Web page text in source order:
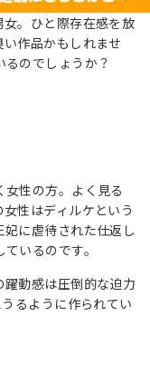
。ひと際存在感を放
作品かもしれませ
のでしょうか？
性の方。よく見る
性はディルケという
に虐待された仕返し
いるのです。
動感は圧倒的な迫力
るように作られてい